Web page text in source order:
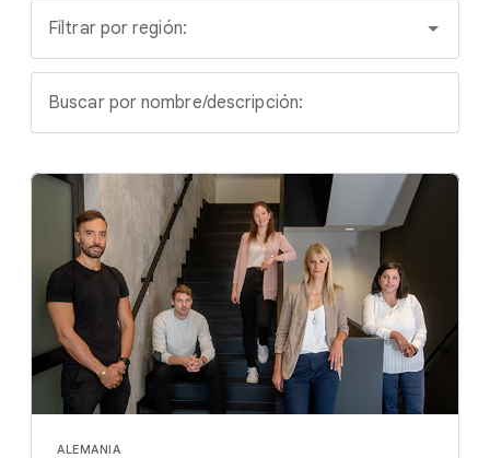
Filtrar por región:
Buscar por nombre/descripción:
ALEMANIA